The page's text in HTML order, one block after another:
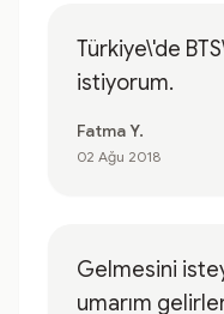
Türkiye\'de
istiyorum.
Fatma Y.
02 Ağu 2018
Gelmesini
umarım